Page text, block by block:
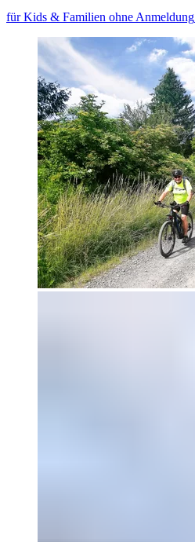
für Kids & Familien ohne Anmeldung